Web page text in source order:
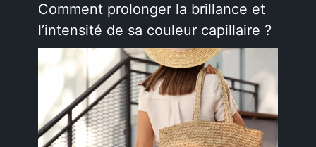
Comment prolonger la brillance et
l’intensité de sa couleur capillaire ?